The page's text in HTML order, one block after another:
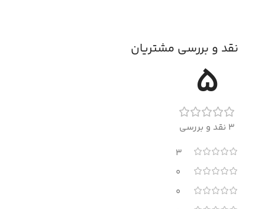
نقد و بررسی مشتریان
5
3 نقد و بررسی
3
0
0